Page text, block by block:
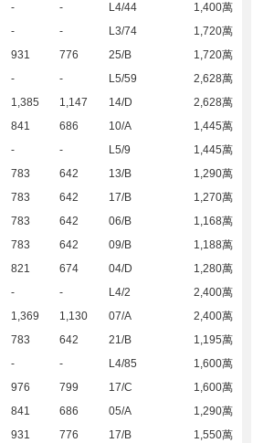
- - L4/44
1,400萬
- - L3/74
1,720萬
931 776 25/B
1,720萬
- - L5/59
2,628萬
1,385 1,147 14/D
2,628萬
841 686 10/A
1,445萬
- - L5/9
1,445萬
783 642 13/B
1,290萬
783 642 17/B
1,270萬
783 642 06/B
1,168萬
783 642 09/B
1,188萬
821 674 04/D
1,280萬
- - L4/2
2,400萬
1,369 1,130 07/A
2,400萬
783 642 21/B
1,195萬
- - L4/85
1,600萬
976 799 17/C
1,600萬
841 686 05/A
1,290萬
931 776 17/B
1,550萬